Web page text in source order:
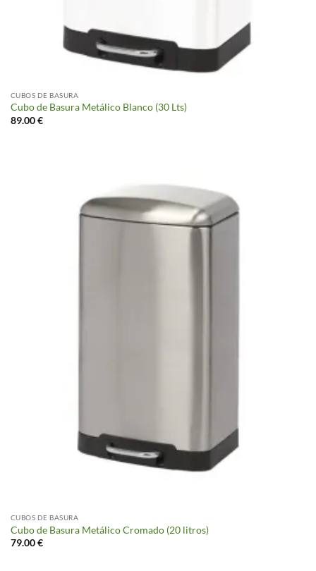
CUBOS DE BASURA
Cubo de Basura Metálico Blanco (30 Lts)
89.00€
CUBOS DE BASURA
Cubo de Basura Metálico Cromado (20 litros)
79.00€